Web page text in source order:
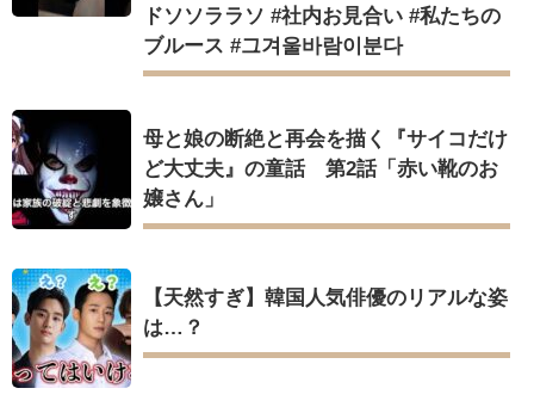
ドソソララソ #社内お見合い #私たちの
ブルース #그겨울바람이분다
母と娘の断絶と再会を描く『サイコだけ
ど大丈夫』の童話 第2話「赤い靴のお
嬢さん」
【天然すぎ】韓国人気俳優のリアルな姿
は…？